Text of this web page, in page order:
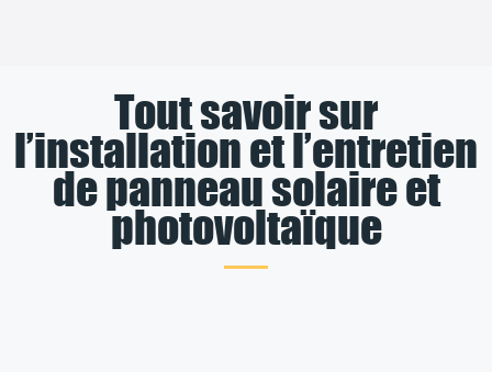
Tout savoir sur
l’installation et l’entretien
de panneau solaire et
photovoltaïque